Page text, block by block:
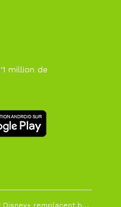
million de
La Liga change de diffuseur : DAZN et Disney+ remplacent beIN Sports !